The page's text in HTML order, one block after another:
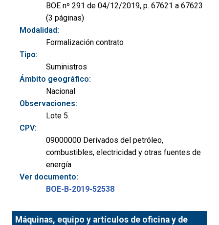
BOE nº 291 de 04/12/2019, p. 67621 a 67623
(3 páginas)
Modalidad:
Formalización contrato
Tipo:
Suministros
Ámbito geográfico:
Nacional
Observaciones:
Lote 5.
CPV:
09000000 Derivados del petróleo,
combustibles, electricidad y otras fuentes de
energía
Ver documento:
BOE-B-2019-52538
Máquinas, equipo y artículos de oficina y de